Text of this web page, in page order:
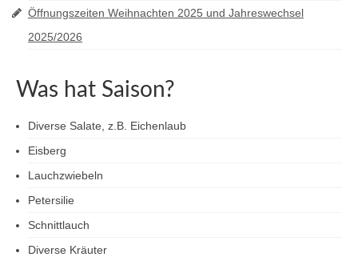
Öffnungszeiten Weihnachten 2025 und Jahreswechsel
2025/2026
Was hat Saison?
Diverse Salate, z.B. Eichenlaub
Eisberg
Lauchzwiebeln
Petersilie
Schnittlauch
Diverse Kräuter